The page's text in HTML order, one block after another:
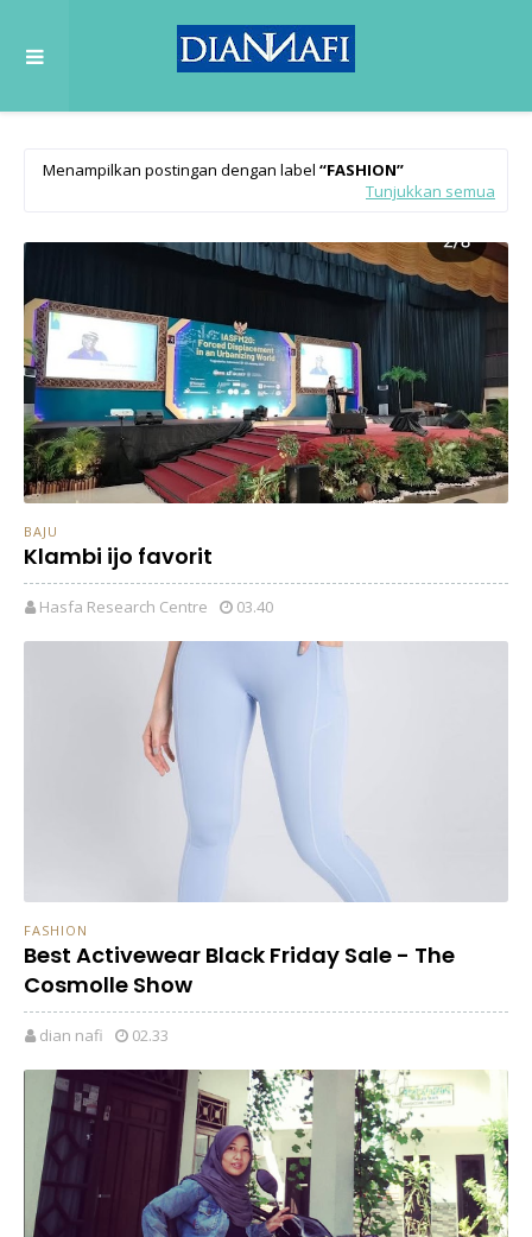
Menampilkan postingan dengan label
FASHION
Tunjukkan semua
BAJU
Klambi ijo favorit
Hasfa Research Centre 03.40
FASHION
Best Activewear Black Friday Sale - The
Cosmolle Show
dian nafi 02.33